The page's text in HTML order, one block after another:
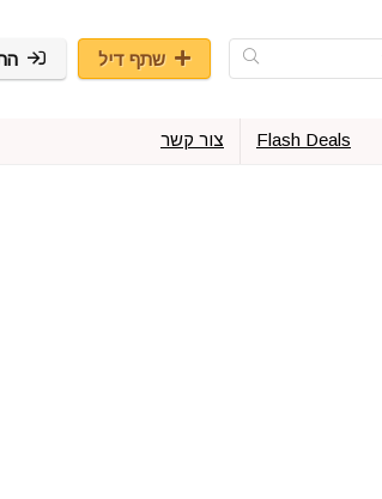
שתף דיל
Flash Deals צור קשר